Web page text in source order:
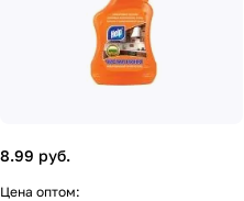
8.99 руб.
Цена оптом: